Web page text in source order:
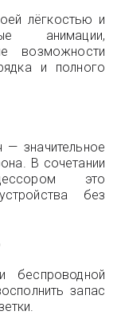
лёгкостью и
анимации,
возможности
и полного
— значительное
В сочетании
это
без
беспроводной
запас